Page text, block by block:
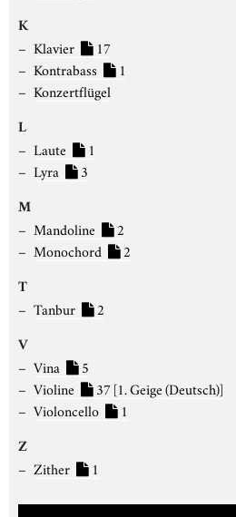
K
Klavier
17
Kontrabass
1
Konzertflügel
L
Laute
1
Lyra
3
M
Mandoline
2
Monochord
2
T
Tanbur 2
V
Vina
5
Violine
37 [1. Geige (Deutsch)]
Violoncello
1
Z
Zither 1